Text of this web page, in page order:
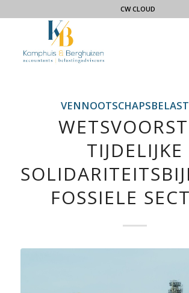
CW CLOUD
TIJDELIJKE
FOSSIELE